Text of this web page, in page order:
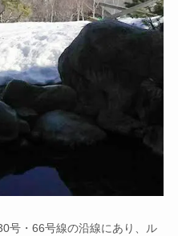
号・66号線の沿線にあり、ル